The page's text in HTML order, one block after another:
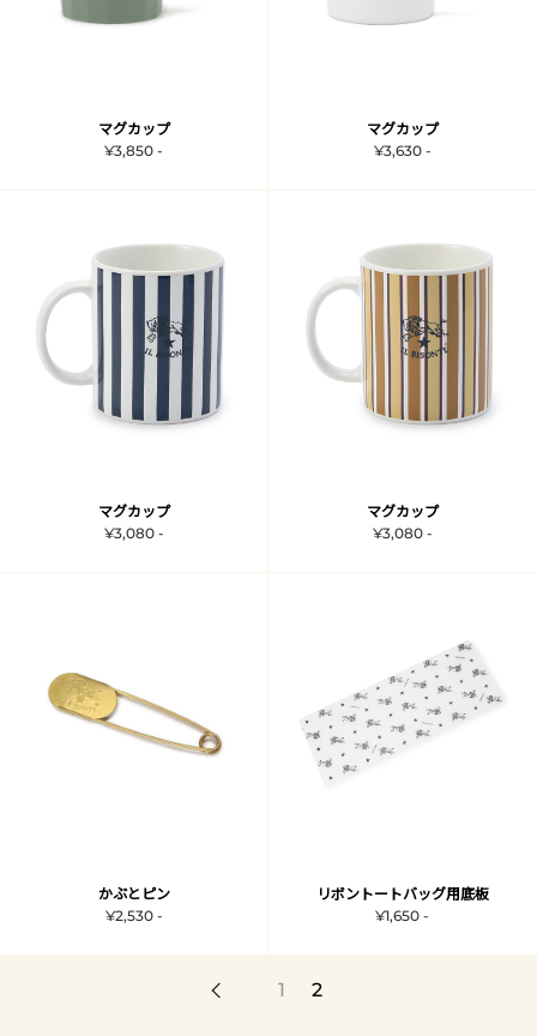
マグカップ
¥3,850 -
マグカップ
¥3,630 -
マグカップ
¥3,080 -
マグカップ
¥3,080 -
かぶとピン
¥2,530 -
リボントートバッグ用底板
¥1,650 -
1 2